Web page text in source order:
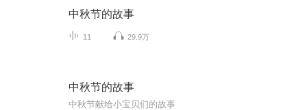
中秋节的故事
11 29.9万
中秋节的故事
中秋节献给小宝贝们的故事